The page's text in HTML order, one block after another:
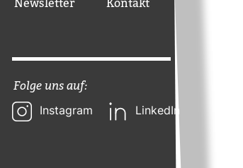
Newsletter Kontakt
Folge uns auf:
Instagram LinkedIn